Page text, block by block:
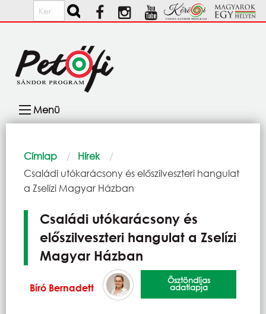
Ugrás a tartalomra
Keresés
navigáció
Menü
Morzsa
Címlap
Hírek
Current:
Családi utókarácsony és előszilveszteri hangulat
a Zselízi Magyar Házban
Családi utókarácsony és
előszilveszteri hangulat a Zselízi
Magyar Házban
Bíró Bernadett
Ösztöndíjas
adatlapja